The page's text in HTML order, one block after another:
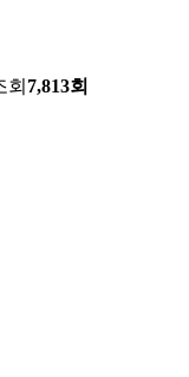
회 7,813회